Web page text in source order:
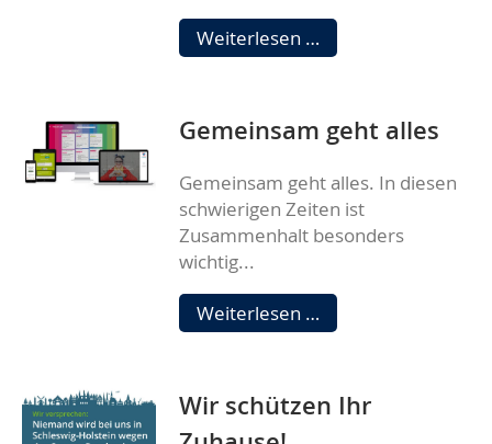
Weiterlesen … Staatliche
Leistungen
Ihrer
Gemeinsam geht alles
Gemeinsam geht alles. In diesen
schwierigen Zeiten ist
Zusammenhalt besonders
wichtig...
Weiterlesen … Gemeinsam
geht
Wir schützen Ihr